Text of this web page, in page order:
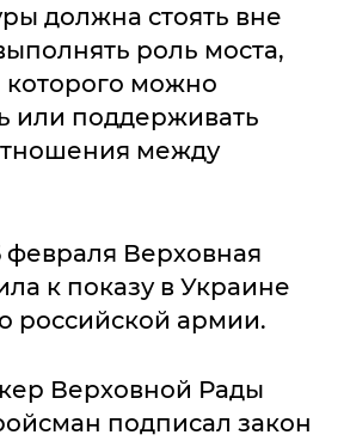
должна стоять вне
роль моста,
можно
или поддерживать
между
Верховная
к показу в Украине
российской армии.
Верховной Рады
подписал закон